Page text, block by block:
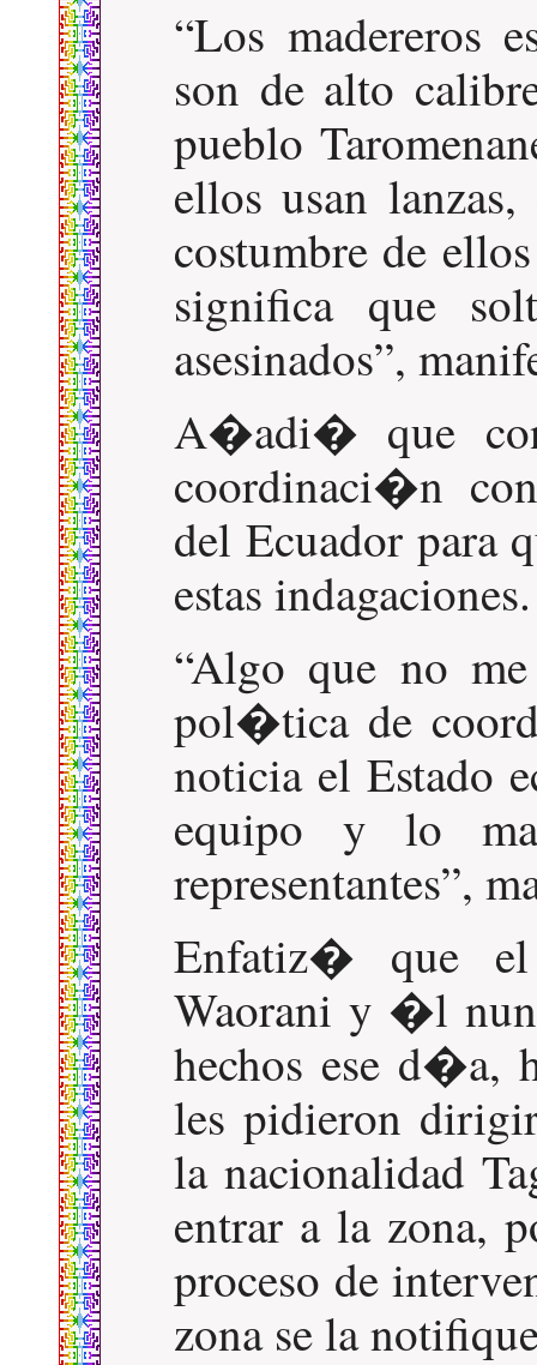
Los madereros
son de alto
pueblo
ellos usan
costumbre de
significa que
asesinados ,
A�adi� que
coordinaci�n
del Ecuador para
estas indagaciones.
Algo que no
pol�tica de
noticia el Estado
equipo y lo
representantes ,
Enfatiz� que el
Waorani y �l
hechos ese d�a,
les pidieron
la nacionalidad
entrar a la zona,
proceso de
zona se la